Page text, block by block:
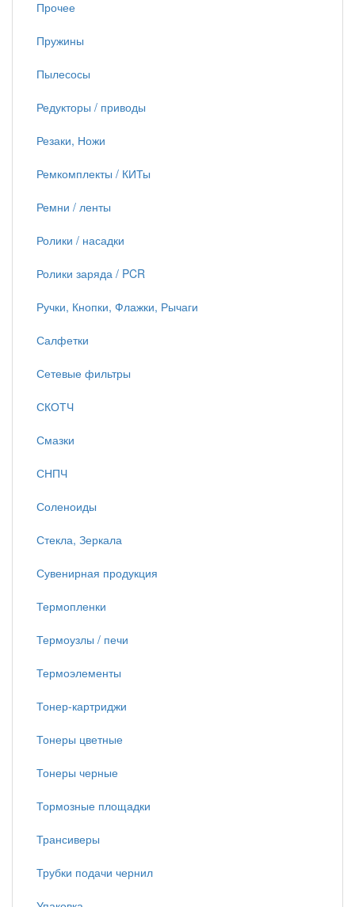
Прочее
Пружины
Пылесосы
Редукторы / приводы
Резаки, Ножи
Ремкомплекты / КИТы
Ремни / ленты
Ролики / насадки
Ролики заряда / PCR
Ручки, Кнопки, Флажки, Рычаги
Салфетки
Сетевые фильтры
СКОТЧ
Смазки
СНПЧ
Соленоиды
Стекла, Зеркала
Сувенирная продукция
Термопленки
Термоузлы / печи
Термоэлементы
Тонер-картриджи
Тонеры цветные
Тонеры черные
Тормозные площадки
Трансиверы
Трубки подачи чернил